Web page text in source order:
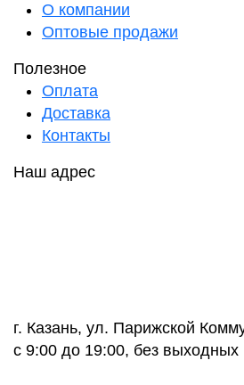
О компании
Оптовые продажи
Полезное
Оплата
Доставка
Контакты
Наш адрес
г. Казань, ул. Парижской
с 9:00 до 19:00, без выходных